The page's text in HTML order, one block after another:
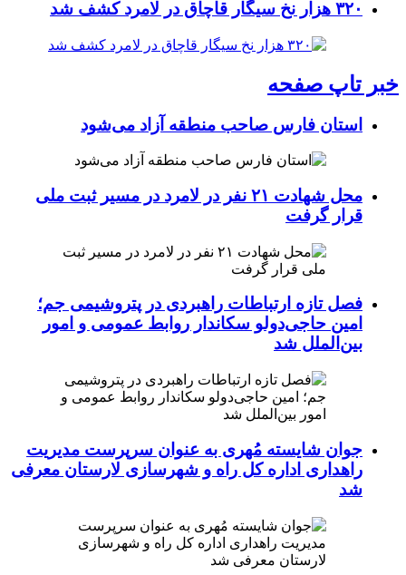
۳۲۰ هزار نخ سیگار قاچاق در لامرد کشف شد
خبر تاپ صفحه
استان فارس صاحب منطقه آزاد می‌شود
محل شهادت ۲۱ نفر در لامرد در مسیر ثبت ملی
قرار گرفت
فصل تازه ارتباطات راهبردی در پتروشیمی جم؛
امین حاجی‌دولو سکاندار روابط عمومی و امور
بین‌الملل شد
جوان شایسته مُهری به عنوان سرپرست مدیریت
راهداری اداره کل راه و شهرسازی لارستان معرفی
شد